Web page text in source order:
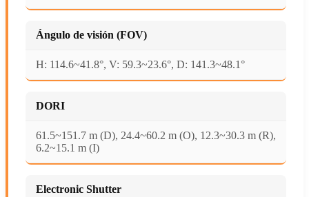
Ángulo de visión (FOV)
H: 114.6~41.8°, V: 59.3~23.6°, D: 141.3~48.1°
DORI
61.5~151.7 m (D), 24.4~60.2 m (O), 12.3~30.3 m (R),
6.2~15.1 m (I)
Electronic Shutter